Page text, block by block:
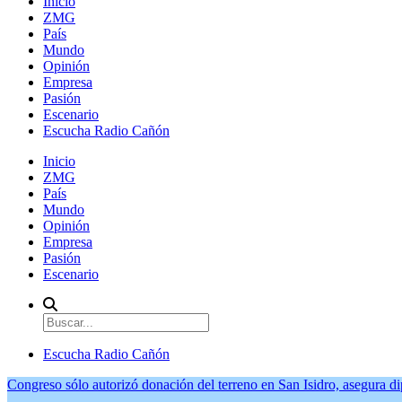
ZMG
País
Mundo
Opinión
Empresa
Pasión
Escenario
Escucha Radio Cañón
Inicio
ZMG
País
Mundo
Opinión
Empresa
Pasión
Escenario
Escucha Radio Cañón
Congreso sólo autorizó donación del terreno en San Isidro, asegura